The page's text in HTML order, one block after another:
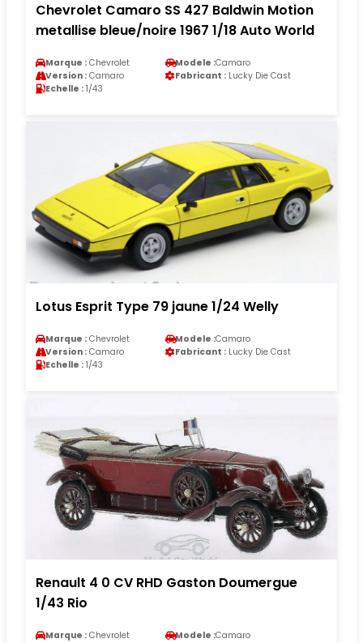
Chevrolet Camaro SS 427 Baldwin Motion
metallise bleue/noire 1967 1/18 Auto World
Marque : Chevrolet Modele :Camaro
Version : Camaro Fabricant : Lucky Die Cast
Echelle : 1/43
Lotus Esprit Type 79 jaune 1/24 Welly
Marque : Chevrolet Modele :Camaro
Version : Camaro Fabricant : Lucky Die Cast
Echelle : 1/43
Renault 4 0 CV RHD Gaston Doumergue
1/43 Rio
Marque : Chevrolet Modele :Camaro